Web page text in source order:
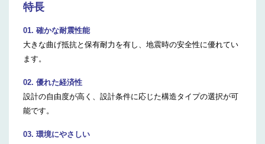
特長
01. 確かな耐震性能
大きな曲げ抵抗と保有耐力を有し、地震時の安全性に優れてい
ます。
02. 優れた経済性
設計の自由度が高く、設計条件に応じた構造タイプの選択が可
能です。
03. 環境にやさしい